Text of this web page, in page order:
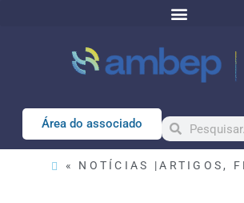
Área do associado
« NOTÍCIAS |ARTIGOS ,